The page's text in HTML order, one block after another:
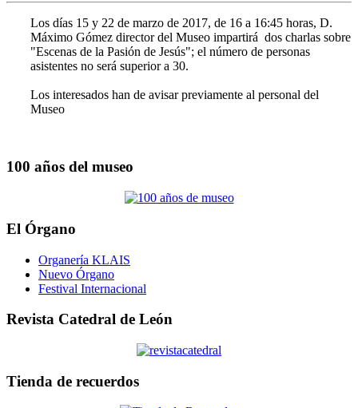
Los días 15 y 22 de marzo de 2017, de 16 a 16:45 horas, D.
Máximo Gómez director del Museo impartirá dos charlas sobre
"Escenas de la Pasión de Jesús"; el número de personas
asistentes no será superior a 30.
Los interesados han de avisar previamente al personal del
Museo
100 años del museo
El Órgano
Organería KLAIS
Nuevo Órgano
Festival Internacional
Revista Catedral de León
Tienda de recuerdos